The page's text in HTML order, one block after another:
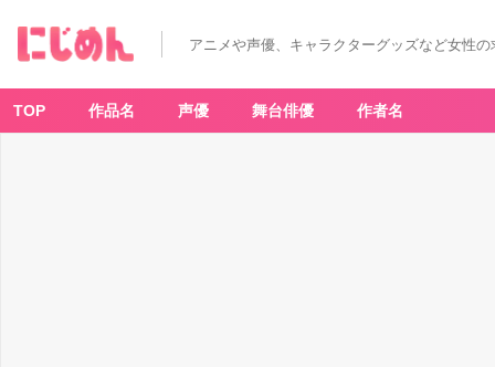
アニメや声優、キャラクターグッズなど女性
TOP 作品名 声優 舞台俳優 作者名